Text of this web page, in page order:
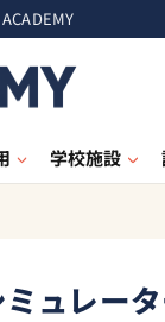
学校施設
ュレー